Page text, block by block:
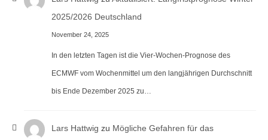
2025/2026 Deutschland
November 24, 2025
In den letzten Tagen ist die Vier-Wochen-Prognose des
ECMWF vom Wochenmittel um den langjährigen Durchschnitt
bis Ende Dezember 2025 zu…
Lars Hattwig zu Mögliche Gefahren für das